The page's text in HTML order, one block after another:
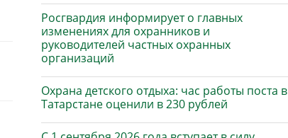
Росгвардия информирует о главных
изменениях для охранников и
руководителей частных охранных
организаций
Охрана детского отдыха: час работы поста в
Татарстане оценили в 230 рублей